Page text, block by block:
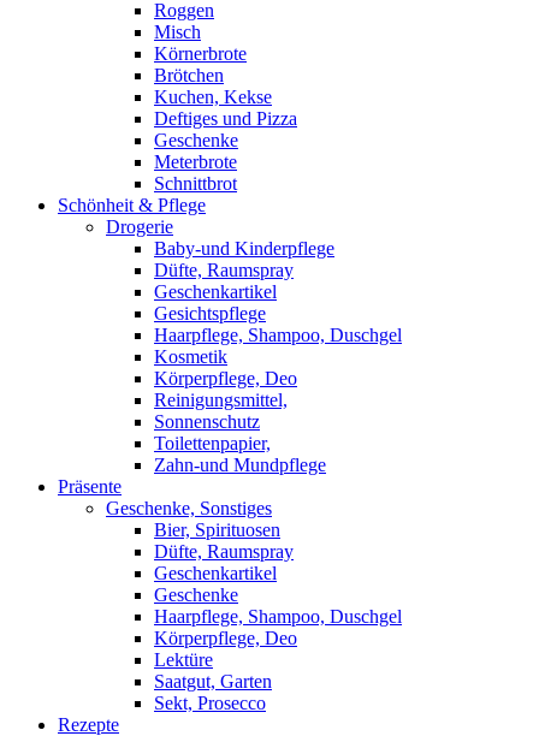
Roggen
Misch
Körnerbrote
Brötchen
Kuchen, Kekse
Deftiges und Pizza
Geschenke
Meterbrote
Schnittbrot
Schönheit & Pflege
Drogerie
Baby-und Kinderpflege
Düfte, Raumspray
Geschenkartikel
Gesichtspflege
Haarpflege, Shampoo, Duschgel
Kosmetik
Körperpflege, Deo
Reinigungsmittel,
Sonnenschutz
Toilettenpapier,
Zahn-und Mundpflege
Präsente
Geschenke, Sonstiges
Bier, Spirituosen
Düfte, Raumspray
Geschenkartikel
Geschenke
Haarpflege, Shampoo, Duschgel
Körperpflege, Deo
Lektüre
Saatgut, Garten
Sekt, Prosecco
Rezepte